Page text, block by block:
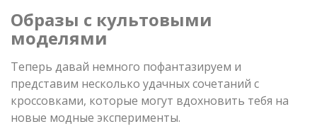
Образы с культовыми
моделями
Теперь давай немного пофантазируем и
представим несколько удачных сочетаний с
кроссовками, которые могут вдохновить тебя на
новые модные эксперименты.